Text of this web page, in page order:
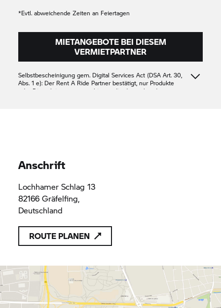
*Evtl. abweichende Zeiten an Feiertagen
MIETANGEBOTE BEI DIESEM
VERMIETPARTNER
Selbstbescheinigung gem. Digital Services Act (DSA Art. 30,
Abs. 1 e): Der Rent A Ride Partner bestätigt, nur Produkte
oder Dienstleistungen anzubieten, die den geltenden
Anschrift
Lochhamer Schlag 13
82166 Gräfelfing,
Deutschland
ROUTE PLANEN